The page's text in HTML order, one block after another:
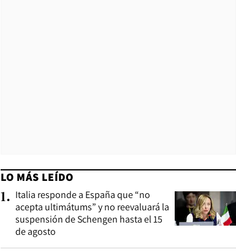
LO MÁS LEÍDO
1. Italia responde a España que “no
acepta ultimátums” y no reevaluará la
suspensión de Schengen hasta el 15
de agosto